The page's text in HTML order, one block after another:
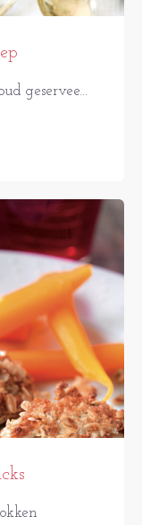
geservee...